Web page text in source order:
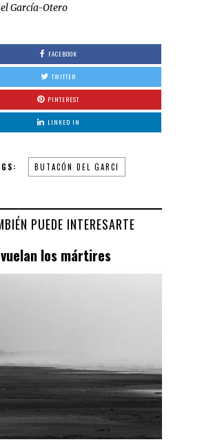
García-Otero
FACEBOOK
TWITTER
PINTEREST
LINKED IN
BUTACÓN DEL GARCI
PUEDE INTERESARTE
los mártires